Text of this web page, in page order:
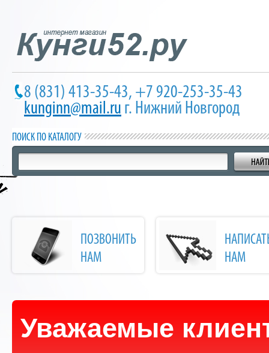
8 (831) 413-35-43, +7 920-253-35-43
kunginn@mail.ru г. Нижний Новгород
ПОИСК ПО КАТАЛОГУ
ПОЗВОНИТЬ
НАМ
НАМ
Уважаемые